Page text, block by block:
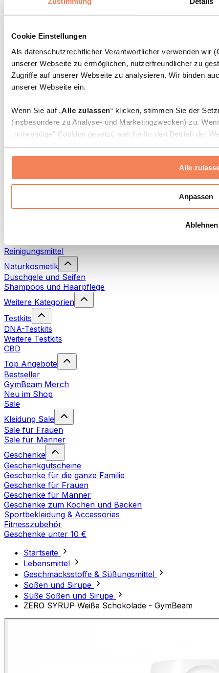
Cookie Einstellungen
Als datenschutzrechtlicher Verantwortlicher verwenden wir
unserer Webseite zu ermöglichen, nutzerfreundlicher zu
Zugriffe auf unserer Webseite zu analysieren. Wir binden
unserer Webseite ein.
Wenn Sie auf „Alle zulassen“ klicken, stimmen Sie der
(insbesondere zu Analyse- und Marketingzwecken) zu.
„notwendige“ Cookies gesetzt, welche für den Betrieb der
individuelle Auswahl treffen, indem Sie unter „Anpassen“
erlauben“ klicken.
Weitere Informationen über die Verarbeitung Ihrer Daten
Datenschutzerklärung
Alle
Anpassen
Ablehnen
Faszien- und Massagerollen
Weitere Rehabilitationshilfen
Taschen & Rucksäcke
Essenstaschen und Meal-Prep-Zubehör
Sporttaschen
Zubehör nach Aktivität
Laufen
Kampfsport
Yoga & Pilates
Wandern
Rotlichttherapie
Waschmittel
Reinigungsmittel
Naturkosmetik
Duschgele und Seifen
Shampoos und Haarpflege
Weitere Kategorien
Testkits
DNA-Testkits
Weitere Testkits
CBD
Top Angebote
Bestseller
GymBeam Merch
Neu im Shop
Sale
Kleidung Sale
Sale für Frauen
Sale für Männer
Geschenke
Geschenkgutscheine
Geschenke für die ganze Familie
Geschenke für Frauen
Geschenke für Männer
Geschenke zum Kochen und Backen
Sportbekleidung & Accessories
Fitnesszubehör
Geschenke unter 10 €
Startseite
Lebensmittel
Geschmacksstoffe & Süßungsmittel
Soßen und Sirupe
Süße Soßen und Sirupe
ZERO SYRUP Weiße Schokolade - GymBeam